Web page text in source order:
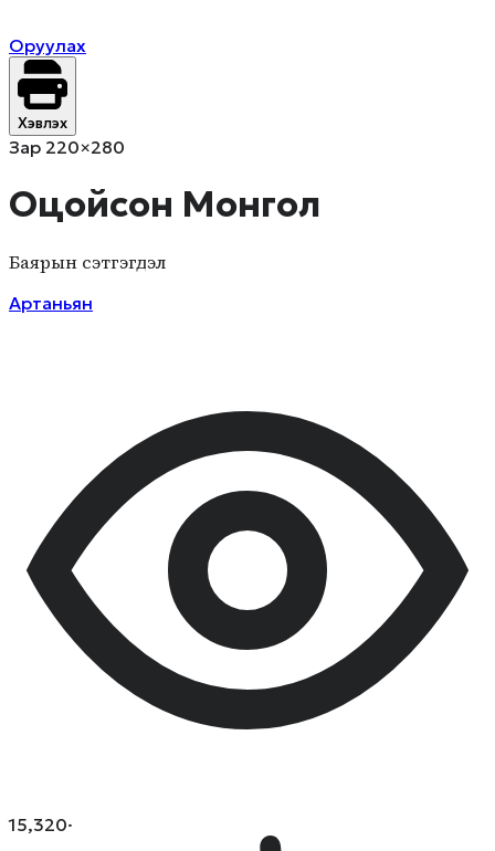
Оруулах
Хэвлэх
Зар 220×280
Оцойсон Монгол
Баярын сэтгэгдэл
Артаньян
15,320·